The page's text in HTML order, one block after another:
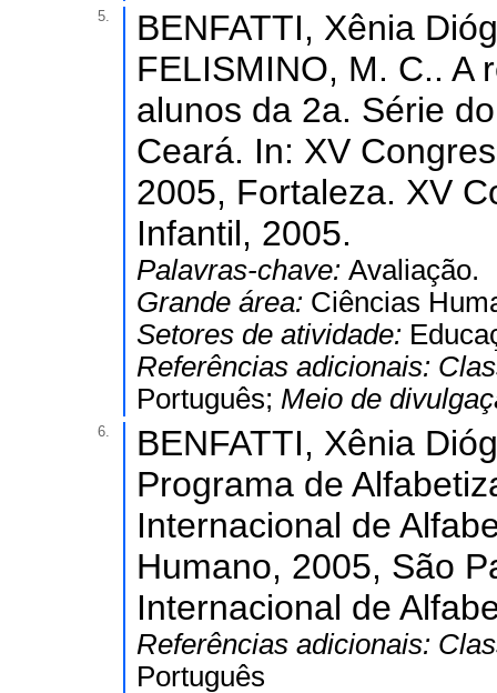
5.
BENFATTI, Xênia
FELISMINO, M. C.. A
alunos da 2a. Série
Ceará. In: XV
2005, Fortaleza. XV
Infantil, 2005.
Palavras-chave: Avaliação.
Grande área: Ciências
Setores de atividade:
Referências adicionais:
Português; Meio de
6.
BENFATTI, Xênia
Programa de
Internacional de
Humano, 2005, São
Internacional de
Referências adicionais:
Português